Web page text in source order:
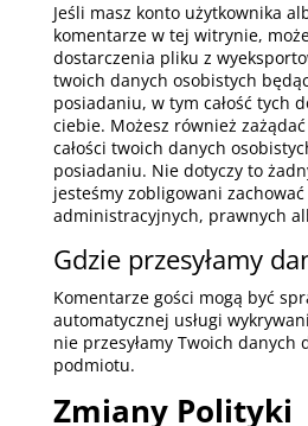
Jeśli masz konto użytkownika
komentarze w tej witrynie,
dostarczenia pliku z
twoich danych osobistych
posiadaniu, w tym całość tych
ciebie. Możesz również
całości twoich danych
posiadaniu. Nie dotyczy to
jesteśmy zobligowani
administracyjnych, prawnych
Gdzie przesyłamy
Komentarze gości mogą być
automatycznej usługi
nie przesyłamy Twoich danych
podmiotu.
Zmiany Polityki